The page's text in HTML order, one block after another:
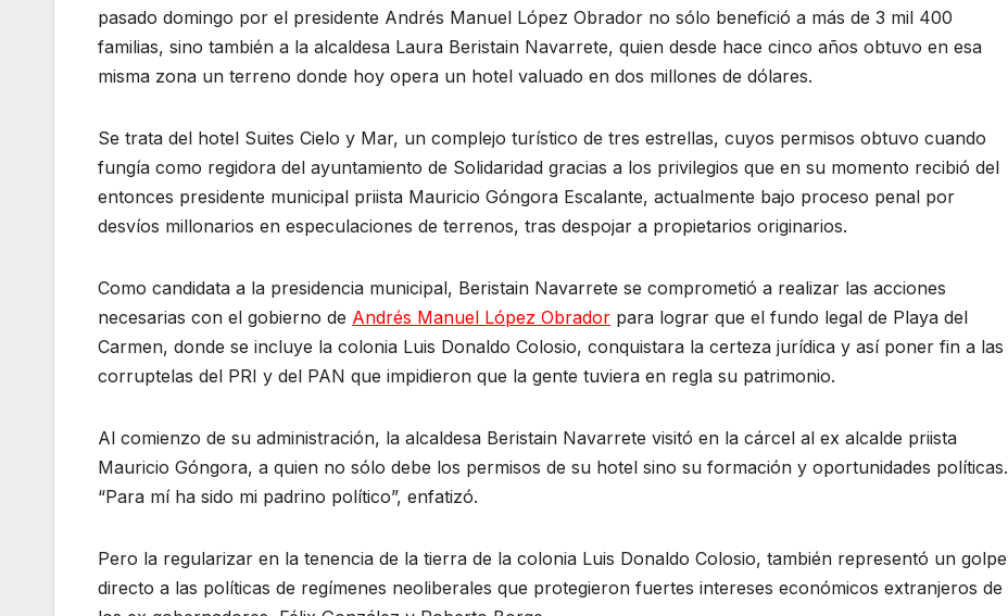
pasado domingo por el presidente Andrés Manuel López Obrador no sólo benefició a más de 3 mil 400
familias, sino también a la alcaldesa Laura Beristain Navarrete, quien desde hace cinco años obtuvo en esa
misma zona un terreno donde hoy opera un hotel valuado en dos millones de dólares.
Se trata del hotel Suites Cielo y Mar, un complejo turístico de tres estrellas, cuyos permisos obtuvo cuando
fungía como regidora del ayuntamiento de Solidaridad gracias a los privilegios que en su momento recibió del
entonces presidente municipal priista Mauricio Góngora Escalante, actualmente bajo proceso penal por
desvíos millonarios en especulaciones de terrenos, tras despojar a propietarios originarios.
Como candidata a la presidencia municipal, Beristain Navarrete se comprometió a realizar las acciones
necesarias con el gobierno de Andrés Manuel López Obrador para lograr que el fundo legal de Playa del
Carmen, donde se incluye la colonia Luis Donaldo Colosio, conquistara la certeza jurídica y así poner fin a las
corruptelas del PRI y del PAN que impidieron que la gente tuviera en regla su patrimonio.
Al comienzo de su administración, la alcaldesa Beristain Navarrete visitó en la cárcel al ex alcalde priista
Mauricio Góngora, a quien no sólo debe los permisos de su hotel sino su formación y oportunidades políticas.
“Para mí ha sido mi padrino político”, enfatizó.
Pero la regularizar en la tenencia de la tierra de la colonia Luis Donaldo Colosio, también representó un golpe
directo a las políticas de regímenes neoliberales que protegieron fuertes intereses económicos extranjeros de